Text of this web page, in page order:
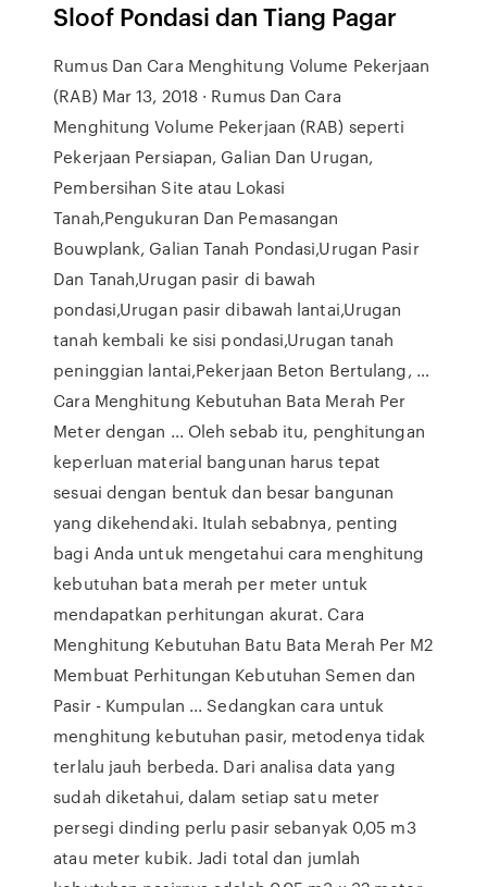
Sloof Pondasi dan Tiang Pagar
Rumus Dan Cara Menghitung Volume Pekerjaan
(RAB) Mar 13, 2018 · Rumus Dan Cara
Menghitung Volume Pekerjaan (RAB) seperti
Pekerjaan Persiapan, Galian Dan Urugan,
Pembersihan Site atau Lokasi
Tanah,Pengukuran Dan Pemasangan
Bouwplank, Galian Tanah Pondasi,Urugan Pasir
Dan Tanah,Urugan pasir di bawah
pondasi,Urugan pasir dibawah lantai,Urugan
tanah kembali ke sisi pondasi,Urugan tanah
peninggian lantai,Pekerjaan Beton Bertulang, …
Cara Menghitung Kebutuhan Bata Merah Per
Meter dengan ... Oleh sebab itu, penghitungan
keperluan material bangunan harus tepat
sesuai dengan bentuk dan besar bangunan
yang dikehendaki. Itulah sebabnya, penting
bagi Anda untuk mengetahui cara menghitung
kebutuhan bata merah per meter untuk
mendapatkan perhitungan akurat. Cara
Menghitung Kebutuhan Batu Bata Merah Per M2
Membuat Perhitungan Kebutuhan Semen dan
Pasir - Kumpulan ... Sedangkan cara untuk
menghitung kebutuhan pasir, metodenya tidak
terlalu jauh berbeda. Dari analisa data yang
sudah diketahui, dalam setiap satu meter
persegi dinding perlu pasir sebanyak 0,05 m3
atau meter kubik. Jadi total dan jumlah